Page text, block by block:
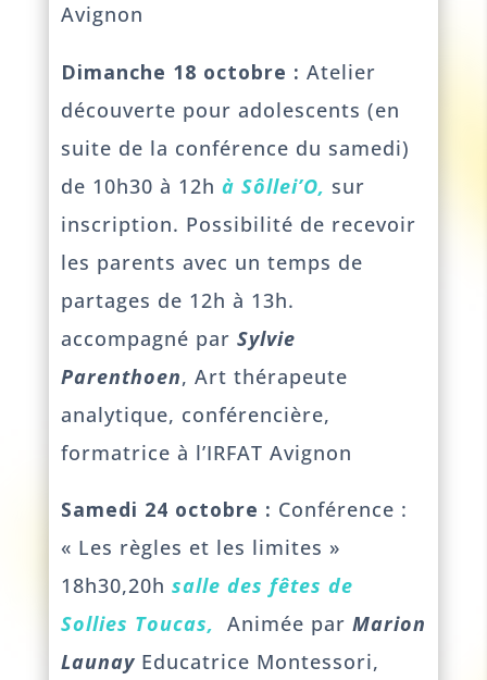
Avignon
Dimanche 18 octobre : Atelier
découverte pour adolescents (en
suite de la conférence du samedi)
de 10h30 à 12h à Sôllei’O, sur
inscription. Possibilité de recevoir
les parents avec un temps de
partages de 12h à 13h.
accompagné par Sylvie
Parenthoen, Art thérapeute
analytique, conférencière,
formatrice à l’IRFAT Avignon
Samedi 24 octobre : Conférence :
« Les règles et les limites »
18h30,20h salle des fêtes de
Sollies Toucas, Animée par Marion
LaunayEducatrice Montessori,